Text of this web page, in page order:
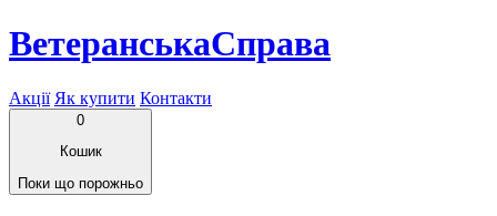
ВетеранськаСправа
Акції Як купити Контакти
0
Кошик
Поки що порожньо